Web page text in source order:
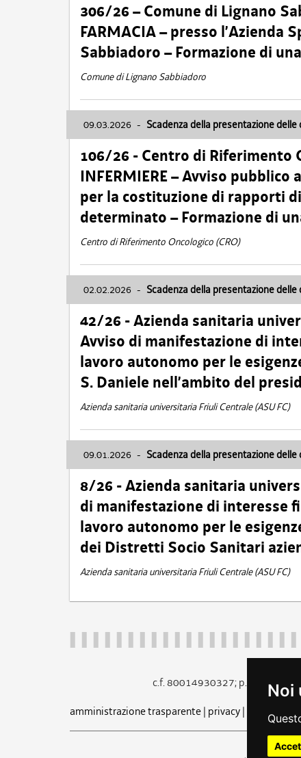
Noi
306/26 – Comune di Lignano
FARMACIA – presso l’Azienda
Sabbiadoro – Formazione di
Comune di Lignano Sabbiadoro
09.03.2026 - Scadenza della presentazione
106/26 - Centro di Riferimento
INFERMIERE – Avviso
per la costituzione di rapporti
determinato – Formazione di
Centro di Riferimento Oncologico (CRO)
02.02.2026 - Scadenza della presentazione
42/26 - Azienda sanitaria
Avviso di manifestazione di
lavoro autonomo per le
S. Daniele nell’ambito del
Azienda sanitaria universitaria Friuli Centrale (ASU FC)
09.01.2026 - Scadenza della presentazione
8/26 - Azienda sanitaria
di manifestazione di interesse
lavoro autonomo per le
dei Distretti Socio Sanitari
Azienda sanitaria universitaria Friuli Centrale (ASU FC)
c.f. 80014930327; p.iva
amministrazione trasparente| privacy| cookie